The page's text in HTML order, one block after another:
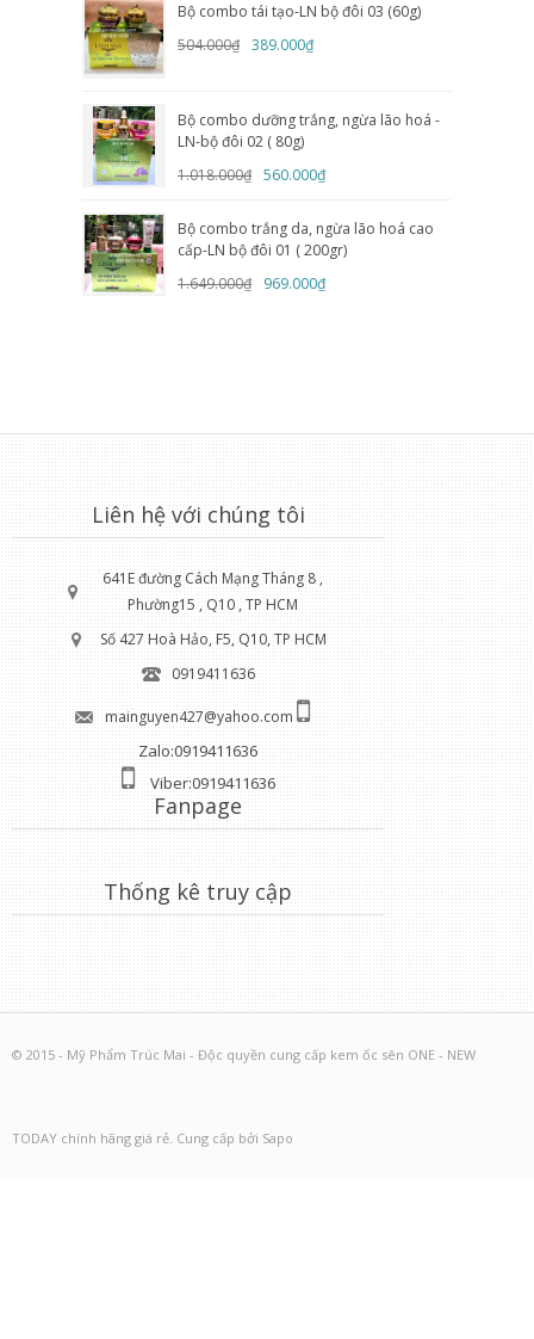
Bộ combo tái tạo-LN bộ đôi 03 (60g)
504.000₫ 389.000₫
Bộ combo dưỡng trắng, ngừa lão hoá -
LN-bộ đôi 02 ( 80g)
1.018.000₫ 560.000₫
Bộ combo trắng da, ngừa lão hoá cao
cấp-LN bộ đôi 01 ( 200gr)
1.649.000₫
969.000₫
Liên hệ với chúng tôi
641E đường Cách Mạng Tháng 8 ,
Phường15 , Q10 , TP HCM
Số 427 Hoà Hảo, F5, Q10, TP HCM
0919411636
mainguyen427@yahoo.com
Zalo:0919411636
Viber:0919411636
Fanpage
Thống kê truy cập
© 2015 - Mỹ Phẩm Trúc Mai - Độc quyền cung cấp kem ốc sên ONE - NEW
TODAY chính hãng giá rẻ. Cung cấp bởi Sapo